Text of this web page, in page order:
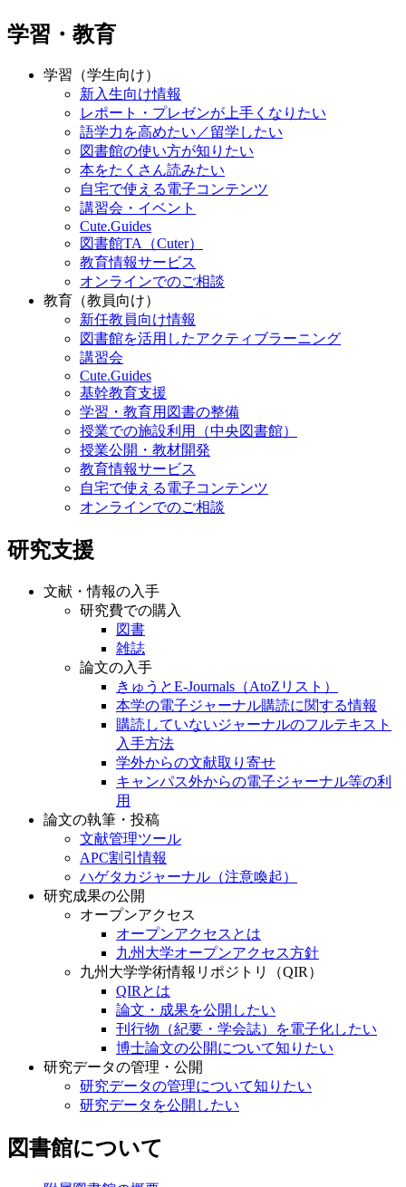
学習・教育
学習（学生向け）
新入生向け情報
レポート・プレゼンが上手くなりたい
語学力を高めたい／留学したい
図書館の使い方が知りたい
本をたくさん読みたい
自宅で使える電子コンテンツ
講習会・イベント
Cute.Guides
図書館TA（Cuter）
教育情報サービス
オンラインでのご相談
教育（教員向け）
新任教員向け情報
図書館を活用したアクティブラーニング
講習会
Cute.Guides
基幹教育支援
学習・教育用図書の整備
授業での施設利用（中央図書館）
授業公開・教材開発
教育情報サービス
自宅で使える電子コンテンツ
オンラインでのご相談
研究支援
文献・情報の入手
研究費での購入
図書
雑誌
論文の入手
きゅうとE-Journals（AtoZリスト）
本学の電子ジャーナル購読に関する情報
購読していないジャーナルのフルテキスト
入手方法
学外からの文献取り寄せ
キャンパス外からの電子ジャーナル等の利
用
論文の執筆・投稿
文献管理ツール
APC割引情報
ハゲタカジャーナル（注意喚起）
研究成果の公開
オープンアクセス
オープンアクセスとは
九州大学オープンアクセス方針
九州大学学術情報リポジトリ（QIR）
QIRとは
論文・成果を公開したい
刊行物（紀要・学会誌）を電子化したい
博士論文の公開について知りたい
研究データの管理・公開
研究データの管理について知りたい
研究データを公開したい
図書館について